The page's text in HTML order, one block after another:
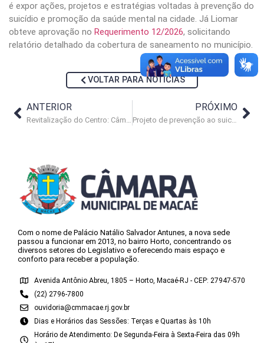
é expor ações, projetos e estratégias voltadas à prevenção do
suicídio e promoção da saúde mental na cidade. Já Liomar
obteve aprovação no Requerimento 12/2026, solicitando
relatório detalhado da cobertura de saneamento no município.
VOLTAR PARA NOTÍCIAS
ANTERIOR
Revitalização do Centro: Câmara destaca experiências bem-sucedidas
PRÓXIMO
Projeto de prevenção ao suicídio é apresentado no Legislativo
Com o nome de Palácio Natálio Salvador Antunes, a nova sede
passou a funcionar em 2013, no bairro Horto, concentrando os
diversos setores do Legislativo e oferecendo mais espaço e
conforto para receber a população.
Avenida Antônio Abreu, 1805 – Horto, Macaé-RJ - CEP: 27947-570
(22) 2796-7800
ouvidoria@cmmacae.rj.gov.br
Dias e Horários das Sessões: Terças e Quartas às 10h
Horário de Atendimento: De Segunda-Feira à Sexta-Feira das 09h